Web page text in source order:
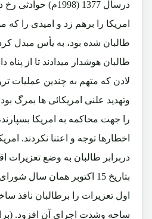
درسال 1377 (1998م)
امریکا را برهم زد و امیدی را
طالبان شده بود، به یأس مبدل
طالبان هوشدار میدادند تا از
لادن که متهم به چندین عملیات
وتهدید علنی امریکائی ها بمرگ
را جهت محاکمه به امریکا
دربرابر طالبان به وضع
بتاریخ 15 اکتوبر همان سال
اول تعزیرات را برطالبان
ساحه وشدت اجرای آن افزود.